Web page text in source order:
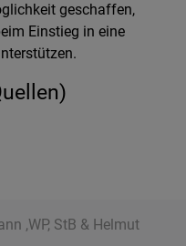
geschaffen,
Einstieg in eine
,WP, StB & Helmut